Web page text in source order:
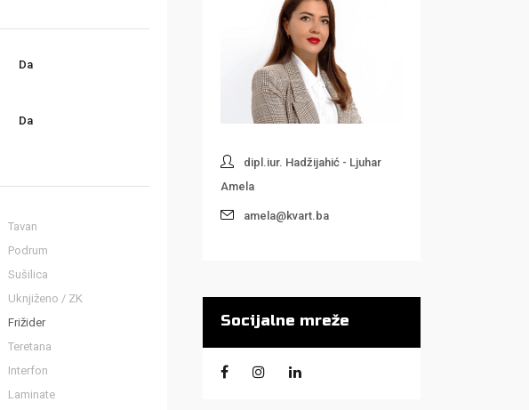
Da
Da
Tavan
Podrum
Sušilica
Uknjiženo / ZK
Frižider
Teretana
Interfon
Laminate
dipl.iur. Hadžijahić - Ljuhar
Amela
amela@kvart.ba
Socijalne mreže